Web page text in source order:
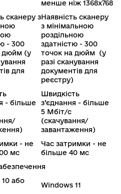
менше ніж 1368х768
сканеру з
- 300
дюйм (у
для
Наявність сканеру
з мінімальною
роздільною
здатністю - 300
точок на дюйм (у
разі сканування
документів для
реєстру)
- більше
- не
мс
Швидкість
з’єднання - більше
5 Мбіт/с
(скачування/
завантаження)
Час затримки - не
більше 40 мс
або
Windows 11